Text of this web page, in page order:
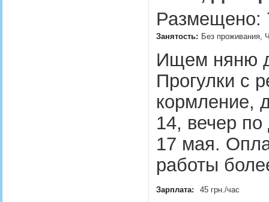
Размещено:
Занятость: Без проживания,
Ищем няню
Прогулки с
кормление,
14, вечер
17 мая.
работы
Зарплата: 45 грн./час